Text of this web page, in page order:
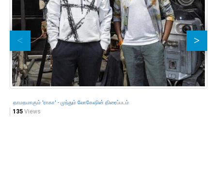
தாமதமாகும் 'ராகா' - முந்தும் லோகேஷின் திரைப்படம்
135 Views